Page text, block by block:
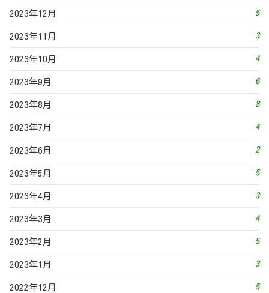
2023年12月 5
2023年11月 3
2023年10月 4
2023年9月 6
2023年8月 8
2023年7月 4
2023年6月 2
2023年5月 5
2023年4月 3
2023年3月 4
2023年2月 5
2023年1月 3
2022年12月 5